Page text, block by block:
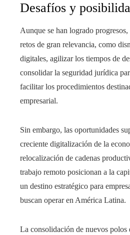
Desafíos y
Aunque se han logrado
retos de gran relevancia, como
digitales, agilizar los tiempos de
consolidar la seguridad jurídica
facilitar los procedimientos
empresarial.
Sin embargo, las oportunidades
creciente digitalización de la
relocalización de cadenas
trabajo remoto posicionan a la
un destino estratégico para
buscan operar en América Latina.
La consolidación de nuevos polos